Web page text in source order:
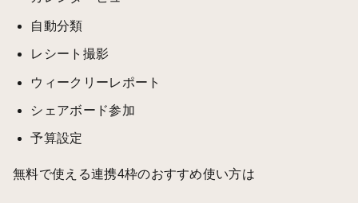
自動分類
レシート撮影
ウィークリーレポート
シェアボード参加
予算設定
無料で使える連携4枠のおすすめ使い方は